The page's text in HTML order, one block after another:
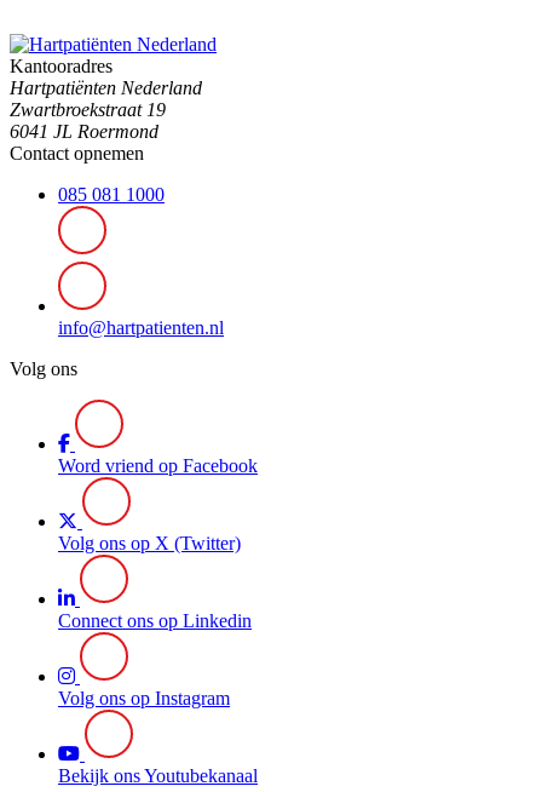
Kantooradres
Hartpatiënten Nederland
Zwartbroekstraat 19
6041 JL Roermond
Contact opnemen
085 081 1000
info@hartpatienten.nl
Volg ons
Word vriend op Facebook
Volg ons op X (Twitter)
Connect ons op Linkedin
Volg ons op Instagram
Bekijk ons Youtubekanaal